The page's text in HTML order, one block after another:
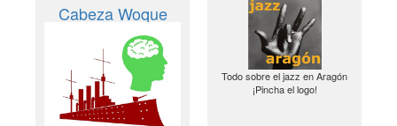
Cabeza Woque
Todo sobre el jazz en Aragón
¡Pincha el logo!